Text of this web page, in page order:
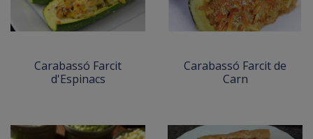
Carabassó Farcit
d'Espinacs
Carabassó Farcit de
Carn